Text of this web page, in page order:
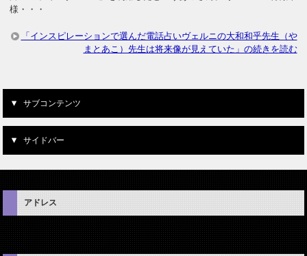
様・・・
「インスピレーションで選んだ電話占いヴェルニの大和和乎先生（や
まとあこ）先生は将来像が見えていた」の続きを読む
サブコンテンツ
サイドバー
アドレス